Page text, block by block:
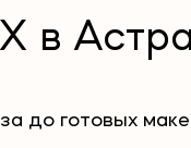
в
до готовых